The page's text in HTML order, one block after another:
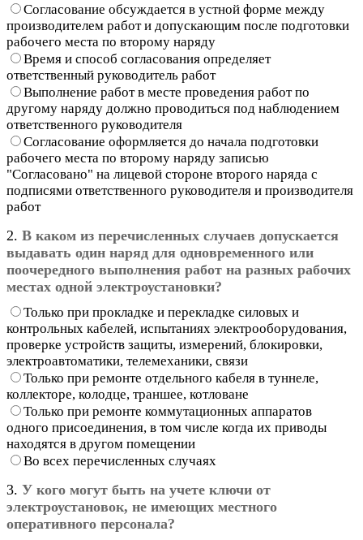
Согласование обсуждается в устной форме между
производителем работ и допускающим после подготовки
рабочего места по второму наряду
Время и способ согласования определяет
ответственный руководитель работ
Выполнение работ в месте проведения работ по
другому наряду должно проводиться под наблюдением
ответственного руководителя
Согласование оформляется до начала подготовки
рабочего места по второму наряду записью
"Согласовано" на лицевой стороне второго наряда с
подписями ответственного руководителя и производителя
работ
2. В каком из перечисленных случаев допускается
выдавать один наряд для одновременного или
поочередного выполнения работ на разных рабочих
местах одной электроустановки?
Только при прокладке и перекладке силовых и
контрольных кабелей, испытаниях электрооборудования,
проверке устройств защиты, измерений, блокировки,
электроавтоматики, телемеханики, связи
Только при ремонте отдельного кабеля в туннеле,
коллекторе, колодце, траншее, котловане
Только при ремонте коммутационных аппаратов
одного присоединения, в том числе когда их приводы
находятся в другом помещении
Во всех перечисленных случаях
3. У кого могут быть на учете ключи от
электроустановок, не имеющих местного
оперативного персонала?